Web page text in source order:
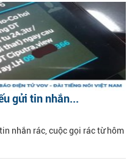
gửi tin nhắn...
nhắn rác, cuộc gọi rác từ hôm